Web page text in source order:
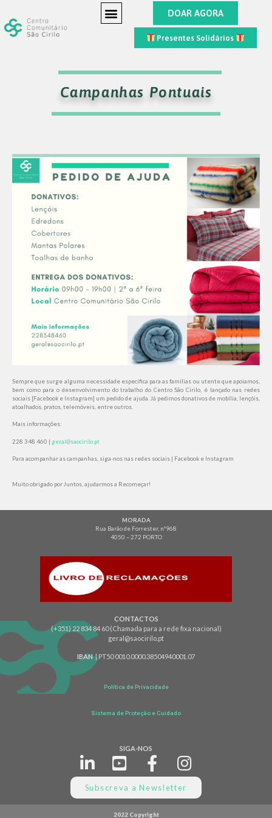
DOAR AGORA
Presentes Solidários
Campanhas Pontuais
Sempre que surge alguma necessidade específica para as famílias ou utente que apoiamos,
bem como para o desenvolvimento do trabalho do Centro São Cirilo, é lançado nas redes
sociais [Facebook e Instagram] um pedido de ajuda. Já pedimos donativos de mobília, lençóis,
atoalhados, pratos, telemóveis, entre outros.
Mais informações:
228 348 460 | geral@saocirilo.pt
Para acompanhar as campanhas, siga-nos nas redes sociais | Facebook e Instagram
Muito obrigado por Juntos, ajudarmos a Recomeçar!
MORADA
Rua Barão de Forrester, nº968
4050 – 272 PORTO
CONTACTOS
(+351) 22 834 84 60 (Chamada para a rede fixa nacional)
geral@saocirilo.pt
IBAN| PT50 0010.0000.38504940001.07
Política de Privacidade
Sistema de Proteção e Cuidado
SIGA-NOS
Subscreva a Newsletter
2022 Copyright